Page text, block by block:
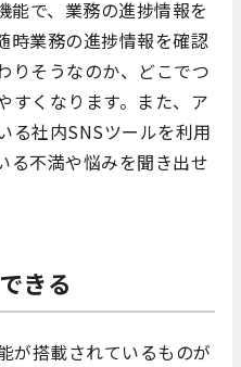
能で、業務の進捗情報を
時業務の進捗情報を確認
りそうなのか、どこでつ
すくなります。また、ア
る社内SNSツールを利用
る不満や悩みを聞き出せ
きる
が搭載されているものが